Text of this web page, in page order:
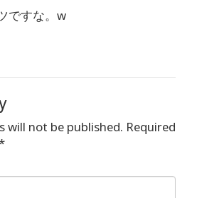
ですな。w
will not be published. Required